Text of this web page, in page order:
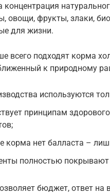
концентрация
овощи, фрукты, злаки,
для жизни.
всего подходят корма
к природному
используются
принципам
корма нет балласта –
полностью покрывают
бюджет, ответ